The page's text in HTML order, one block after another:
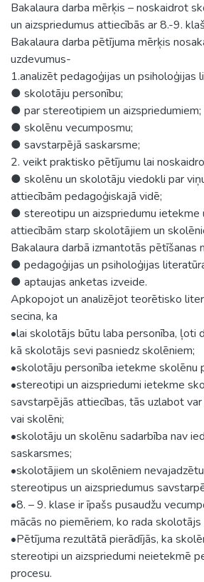
Bakalaura darba mērķis – noskaidrot
un aizspriedumus attiecībās ar 8.-9.
Bakalaura darba pētījuma mērķis
uzdevumus-
1.analizēt pedagoģijas un psiholoģijas
● skolotāju personību;
● par stereotipiem un aizspriedumiem;
● skolēnu vecumposmu;
● savstarpējā saskarsme;
2. veikt praktisko pētījumu lai
● skolēnu un skolotāju viedokli par
attiecībām pedagoģiskajā vidē;
● stereotipu un aizspriedumu ietekme
attiecībām starp skolotājiem un
Bakalaura darbā izmantotās pētīšanas
● pedagoģijas un psiholoģijas
● aptaujas anketas izveide.
Apkopojot un analizējot teorētisko
secina, ka
•lai skolotājs būtu laba personība, ļoti
kā skolotājs sevi pasniedz skolēniem;
•skolotāju personība ietekme skolēnu
•stereotipi un aizspriedumi ietekme
savstarpējās attiecības, tās uzlabot
vai skolēni;
•skolotāju un skolēnu sadarbība nav
saskarsmes;
•skolotājiem un skolēniem
stereotipus un aizspriedumus
•8. – 9. klase ir īpašs pusaudžu
mācās no piemēriem, ko rada skolotājs
•Pētījuma rezultātā pierādījās, ka
stereotipi un aizspriedumi neietekmē
procesu.